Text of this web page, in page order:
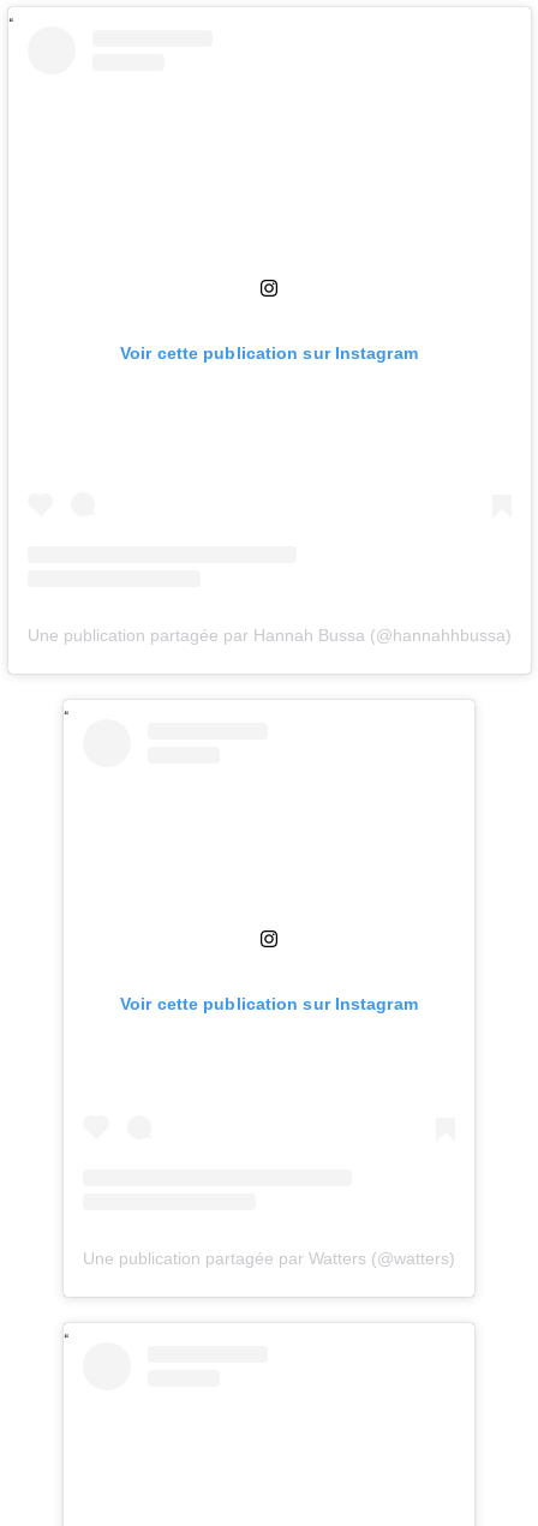
Voir cette publication sur Instagram
Une publication partagée par Hannah Bussa (@hannahhbussa)
Voir cette publication sur Instagram
Une publication partagée par Watters (@watters)